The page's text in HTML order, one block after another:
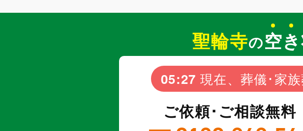
聖輪寺の空き
05:27 現在、葬儀･家
ご依頼･ご相談無料